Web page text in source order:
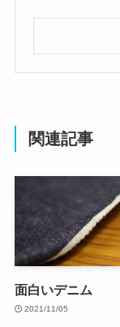
関連記事
面白いデニム
2021/11/05